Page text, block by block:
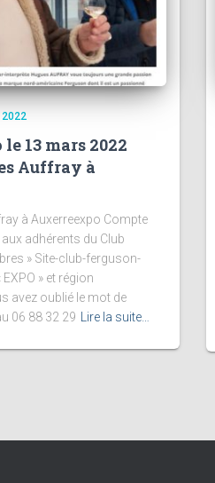
2022
13 mars 2022
Auffray à
à Auxerreexpo Compte
adhérents du Club
» Site-club-ferguson-
» et région
avez oublié le mot de
06 88 32 29
Lire la suite…